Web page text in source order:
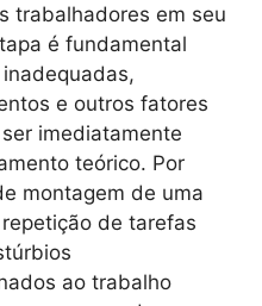
trabalhadores em seu
é fundamental
e outros fatores
imediatamente
teórico. Por
montagem de uma
de tarefas
ao trabalho